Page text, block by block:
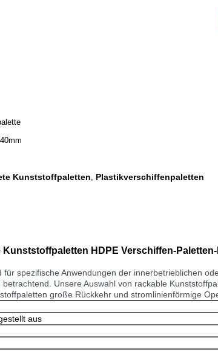
Kunststoffpaletten, Plastikverschiffenpaletten
HDPE Verschiffen-
spezifische Anwendungen der innerbetrieblichen
Unsere Auswahl von rackable
große Rückkehr und stromlinienförmige
aus